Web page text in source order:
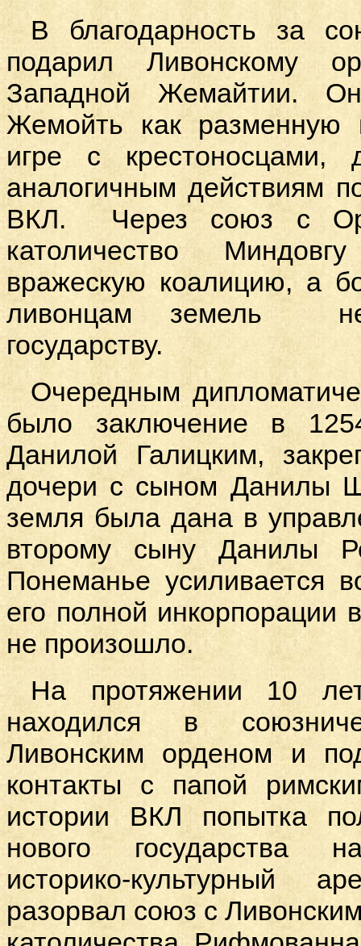
В благодарность за
подарил Ливонскому
Западной Жемайтии.
Жемойть как разменную
игре с
аналогичным действиям
ВКЛ. Через союз с
католичество
вражескую коалицию, а
ливонцам земель
государству.
Очередным
было заключение в
Данилой Галицким,
дочери с сыном Данилы
земля была дана в
второму сыну Данилы
Понеманье усиливается
его полной инкорпорации
не произошло.
На протяжении 10
находился в
Ливонским орденом и
контакты с папой
истории ВКЛ попытка
нового государства
историко-культурный
разорвал союз с